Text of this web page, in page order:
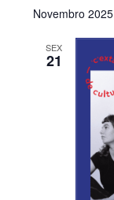
data.
Novembro 2025
SEX
21